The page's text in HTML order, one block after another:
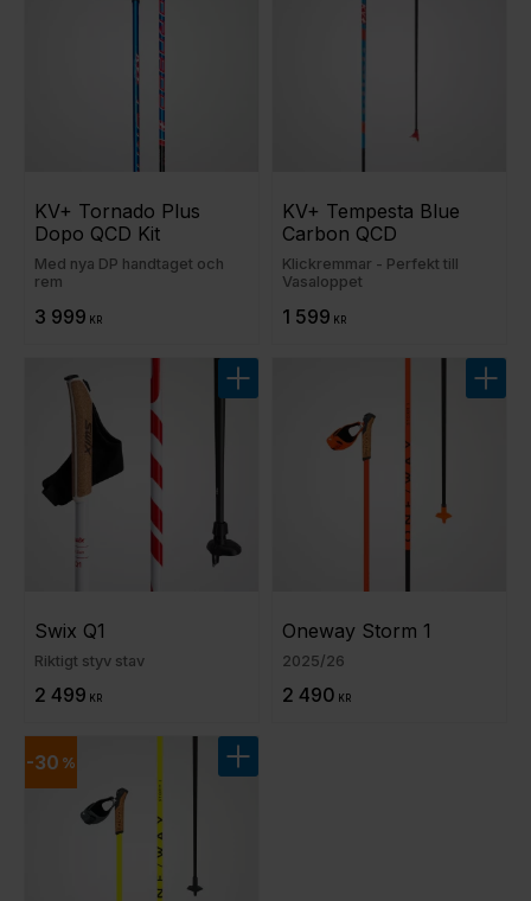
KV+ Tornado Plus
Dopo QCD Kit
Med nya DP handtaget och
rem
3 999 KR
KV+ Tempesta Blue
Carbon QCD
Klickremmar - Perfekt till
Vasaloppet
1 599 KR
Swix Q1
Riktigt styv stav
2 499 KR
Lägg till i favoriter
Oneway Storm 1
2025/26
2 490 KR
Lägg
30 % Lägg till i favoriter